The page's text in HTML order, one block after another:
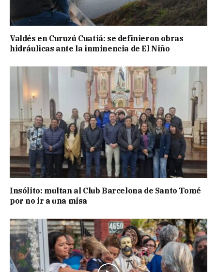
Valdés en Curuzú Cuatiá: se definieron obras
hidráulicas ante la inminencia de El Niño
Insólito: multan al Club Barcelona de Santo Tomé
por no ir a una misa